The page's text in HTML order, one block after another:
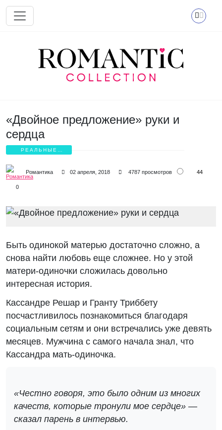
Перейти к основному содержанию
«Двойное предложение» руки и
сердца
РЕАЛЬНЫЕ
Романтика 02 апреля, 2018 4787 просмотров 44
0
Быть одинокой матерью достаточно сложно, а
снова найти любовь еще сложнее. Но у этой
матери-одиночки сложилась довольно
интересная история.
Кассандре Решар и Гранту Триббету
посчастливилось познакомиться благодаря
социальным сетям и они встречались уже девять
месяцев. Мужчина с самого начала знал, что
Кассандра мать-одиночка.
«Честно говоря, это было одним из многих
качеств, которые тронули мое сердце» —
сказал парень в интервью.